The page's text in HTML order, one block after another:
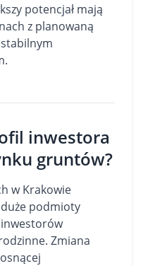
potencjał mają
z planowaną
inwestora
gruntów?
w Krakowie
podmioty
Zmiana